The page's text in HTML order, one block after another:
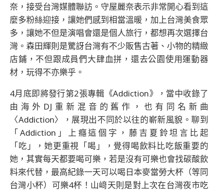
奈，接受台灣媒體聯訪。守屋麗奈表示非常開心看到這
麼多粉絲迎接，讓她們感到相當溫暖，加上台灣美食眾
多，讓她不但是演唱會還是個人旅行，都想再次選擇台
灣。森田輝則是驚訝台灣有不少販售古著、小物的精緻
店鋪，不但跟成員們大肆血拼，還去公園使用運動器
材，玩得不亦樂乎。
4月底即將發行第2張專輯《Addiction》，當中收錄了
由海外DJ重新混音的舊作，也有同名新曲
〈Addiction〉，展現出不同於以往的嶄新風貌。聊到
「Addiction」上癮這個字，藤吉夏鈴坦言比起
「吃」，她更重視「喝」，覺得喝飲料比吃飯重要的
她，其實每天都要喝可樂，若是沒有可樂也會找碳酸飲
料來代替，最高紀錄一天可以喝日本麥當勞大杯（等同
台灣小杯）可樂4杯！山﨑天則是對上次在台灣夜市吃